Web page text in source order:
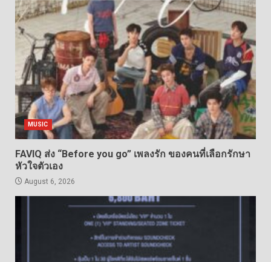
MUSIC
FAVIQ ส่ง “Before you go” เพลงรัก ของคนที่เลือกรักษา
หัวใจตัวเอง
August 6, 2026